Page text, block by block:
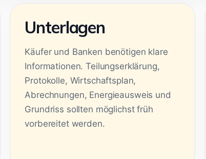
Unterlagen
Käufer und Banken benötigen klare
Informationen. Teilungserklärung,
Protokolle, Wirtschaftsplan,
Abrechnungen, Energieausweis und
Grundriss sollten möglichst früh
vorbereitet werden.